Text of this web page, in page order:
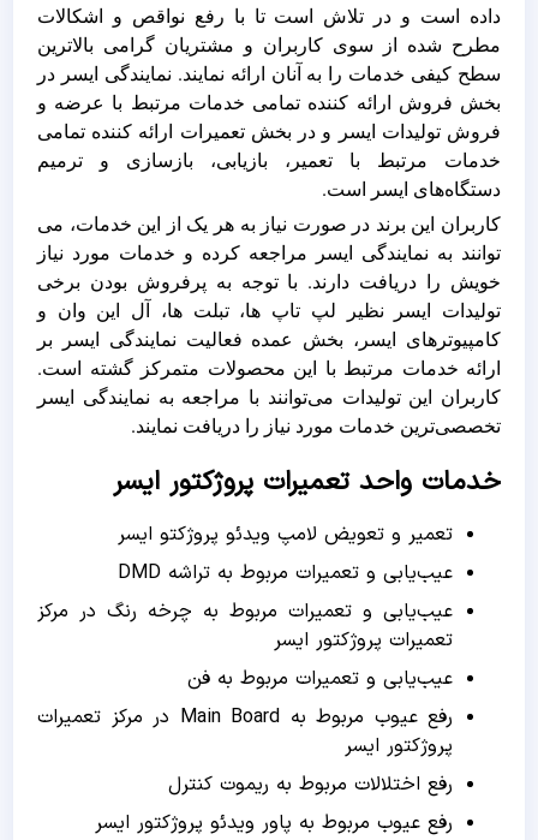
داده است و در تلاش است تا با رفع نواقص و اشکالات
مطرح شده از سوی کاربران و مشتریان گرامی بالاترین
سطح کیفی خدمات را به آنان ارائه نمایند. نمایندگی ایسر در
بخش فروش ارائه کننده تمامی خدمات مرتبط با عرضه و
فروش تولیدات ایسر و در بخش تعمیرات ارائه کننده تمامی
خدمات مرتبط با تعمیر، بازیابی، بازسازی و ترمیم
دستگاه‌های ایسر است.
کاربران این برند در صورت نیاز به هر یک از این خدمات، می
توانند به نمایندگی ایسر مراجعه کرده و خدمات مورد نیاز
خویش را دریافت دارند. با توجه به پرفروش بودن برخی
تولیدات ایسر نظیر لپ تاپ ها، تبلت ها، آل این وان و
کامپیوترهای ایسر، بخش عمده فعالیت نمایندگی ایسر بر
ارائه خدمات مرتبط با این محصولات متمرکز گشته است.
کاربران این تولیدات می‌توانند با مراجعه به نمایندگی ایسر
تخصصی‌ترین خدمات مورد نیاز را دریافت نمایند.
خدمات واحد تعمیرات پروژکتور ایسر
تعمیر و تعویض لامپ ویدئو پروژکتو ایسر
عیب‌یابی و تعمیرات مربوط به تراشه DMD
عیب‌یابی و تعمیرات مربوط به چرخه رنگ در مرکز
تعمیرات پروژکتور ایسر
عیب‌یابی و تعمیرات مربوط به فن
رفع عیوب مربوط به Main Board در مرکز تعمیرات
پروژکتور ایسر
رفع اختلالات مربوط به ریموت کنترل
رفع عیوب مربوط به پاور ویدئو پروژکتور ایسر